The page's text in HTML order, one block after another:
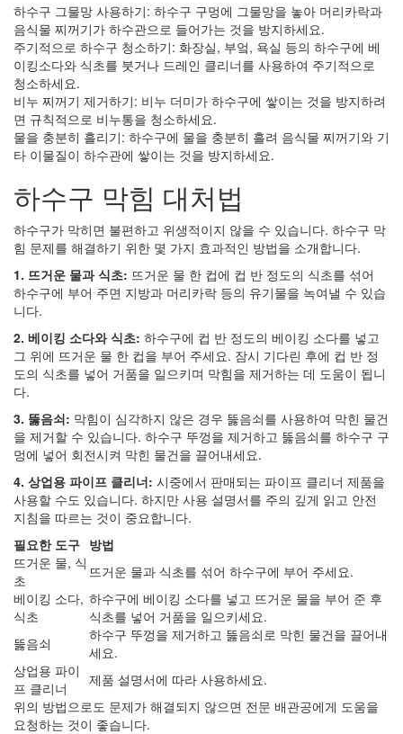
하수구 그물망 사용하기: 하수구 구멍에 그물망을 놓아 머리카락과
음식물 찌꺼기가 하수관으로 들어가는 것을 방지하세요.
주기적으로 하수구 청소하기: 화장실, 부엌, 욕실 등의 하수구에 베
이킹소다와 식초를 붓거나 드레인 클리너를 사용하여 주기적으로
청소하세요.
비누 찌꺼기 제거하기: 비누 더미가 하수구에 쌓이는 것을 방지하려
면 규칙적으로 비누통을 청소하세요.
물을 충분히 흘리기: 하수구에 물을 충분히 흘려 음식물 찌꺼기와 기
타 이물질이 하수관에 쌓이는 것을 방지하세요.
하수구 막힘 대처법
하수구가 막히면 불편하고 위생적이지 않을 수 있습니다. 하수구 막
힘 문제를 해결하기 위한 몇 가지 효과적인 방법을 소개합니다.
1. 뜨거운 물과 식초: 뜨거운 물 한 컵에 컵 반 정도의 식초를 섞어
하수구에 부어 주면 지방과 머리카락 등의 유기물을 녹여낼 수 있습
니다.
2. 베이킹 소다와 식초: 하수구에 컵 반 정도의 베이킹 소다를 넣고
그 위에 뜨거운 물 한 컵을 부어 주세요. 잠시 기다린 후에 컵 반 정
도의 식초를 넣어 거품을 일으키며 막힘을 제거하는 데 도움이 됩니
다.
3. 뚫음쇠: 막힘이 심각하지 않은 경우 뚫음쇠를 사용하여 막힌 물건
을 제거할 수 있습니다. 하수구 뚜껑을 제거하고 뚫음쇠를 하수구 구
멍에 넣어 회전시켜 막힌 물건을 끌어내세요.
4. 상업용 파이프 클리너: 시중에서 판매되는 파이프 클리너 제품을
사용할 수도 있습니다. 하지만 사용 설명서를 주의 깊게 읽고 안전
지침을 따르는 것이 중요합니다.
필요한 도구 방법
뜨거운 물, 식
초
뜨거운 물과 식초를 섞어 하수구에 부어 주세요.
베이킹 소다,
식초
하수구에 베이킹 소다를 넣고 뜨거운 물을 부어 준 후
식초를 넣어 거품을 일으키세요.
뚫음쇠
하수구 뚜껑을 제거하고 뚫음쇠로 막힌 물건을 끌어내
세요.
상업용 파이
프 클리너
제품 설명서에 따라 사용하세요.
위의 방법으로도 문제가 해결되지 않으면 전문 배관공에게 도움을
요청하는 것이 좋습니다.